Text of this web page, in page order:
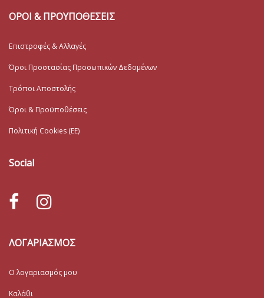
ΟΡΟΙ & ΠΡΟΥΠΟΘΕΣΕΙΣ
Επιστροφές & Αλλαγές
Όροι Προστασίας Προσωπικών Δεδομένων
Τρόποι Αποστολής
Όροι & Προϋποθέσεις
Πολιτική Cookies (ΕΕ)
Social
ΛΟΓΑΡΙΑΣΜΟΣ
Ο λογαριασμός μου
Καλάθι